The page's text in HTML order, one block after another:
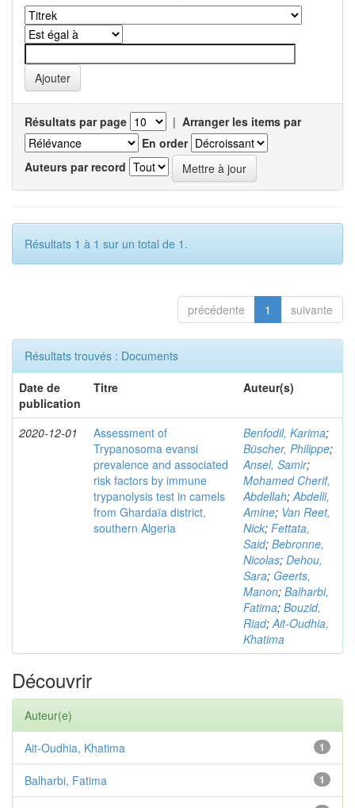
Résultats par page | Arranger les items par
En order
Auteurs par record
Résultats 1 à 1 sur un total de 1.
précédente 1 suivante
Résultats trouvés : Documents
Date de
publication
Titre Auteur(s)
2020-12-01
Assessment of
Trypanosoma evansi
prevalence and associated
risk factors by immune
trypanolysis test in camels
from Ghardaïa district,
southern Algeria
Benfodil, Karima;
Büscher, Philippe;
Ansel, Samir;
Mohamed Cherif,
Abdellah;Abdelli,
Amine; Van Reet,
Nick; Fettata,
Said; Bebronne,
Nicolas; Dehou,
Sara; Geerts,
Manon; Balharbi,
Fatima; Bouzid,
Riad;Ait-Oudhia,
Khatima
Découvrir
Auteur(e)
1
Ait-Oudhia, Khatima
1
Balharbi, Fatima